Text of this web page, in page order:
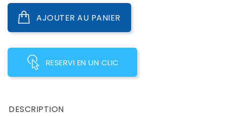
AJOUTER AU PANIER
RESERVI EN UN CLIC
DESCRIPTION